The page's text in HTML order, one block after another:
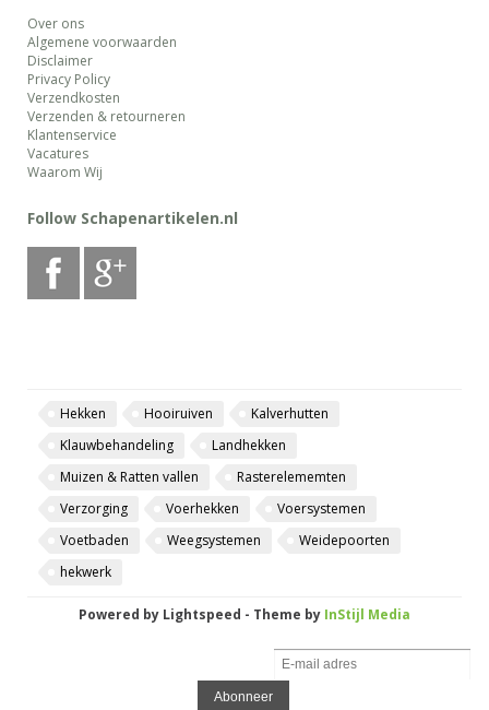
Over ons
Algemene voorwaarden
Disclaimer
Privacy Policy
Verzendkosten
Verzenden & retourneren
Klantenservice
Vacatures
Waarom Wij
Follow Schapenartikelen.nl
Hekken Hooiruiven
Kalverhutten
Klauwbehandeling
Landhekken
Muizen & Ratten vallen
Rasterelememten
Verzorging
Voerhekken
Voersystemen
Voetbaden
Weegsystemen
Weidepoorten
hekwerk
Powered by Lightspeed - Theme by InStijl Media
Abonneer